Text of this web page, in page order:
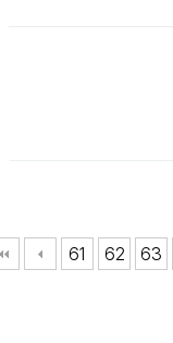
61 62 63